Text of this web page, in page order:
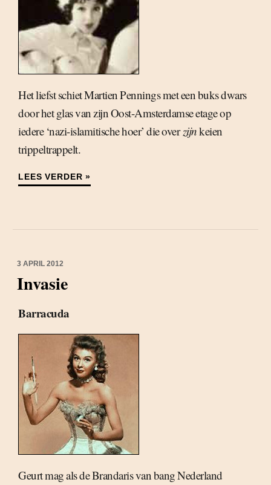
Het liefst schiet Martien Pennings met een buks dwars
door het glas van zijn Oost-Amsterdamse etage op
iedere ‘nazi-islamitische hoer’ die overzijnkeien
trippeltrappelt.
LEES VERDER »
3 APRIL 2012
Invasie
Barracuda
Geurt mag als de Brandaris van bang Nederland